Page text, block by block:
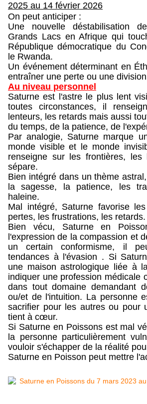
2025 au 14 février 2026
On peut anticiper :
Une nouvelle déstabilisation
Grands Lacs en Afrique qui
République démocratique du
le Rwanda.
Un événement déterminant en
entraîner une perte ou une
Au niveau personnel
Saturne est l'astre le plus lent
toutes circonstances, il
lenteurs, les retards mais aussi
du temps, de la patience, de
Par analogie, Saturne marque
monde visible et le monde
renseigne sur les frontières,
sépare.
Bien intégré dans un thème
la sagesse, la patience, les
haleine.
Mal intégré, Saturne favorise
pertes, les frustrations, les retards.
Bien vécu, Saturne en
l'expression de la compassion et
un certain conformisme, il
tendances à l'évasion . Si
une maison astrologique liée à
indiquer une profession médicale
dans tout domaine demandant
ou/et de l'intuition. La personne
sacrifier pour les autres ou pour
tient à cœur.
Si Saturne en Poissons est mal
la personne particulièrement
vouloir s'échapper de la réalité
Saturne en Poisson peut mettre